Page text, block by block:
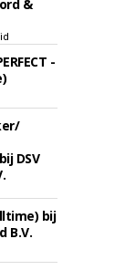
&
-
DSV
bij
B.V.